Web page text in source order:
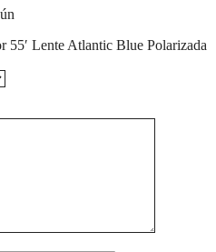
55′ Lente Atlantic Blue Polarizada